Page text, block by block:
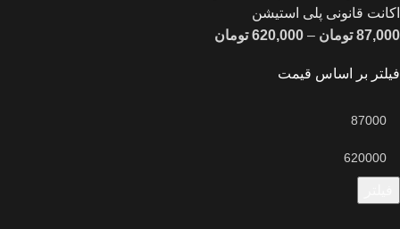
فیلتر بر اساس قیمت
اکانت قانونی پلی استیشن
87,000 تومان –
620,000 تومان